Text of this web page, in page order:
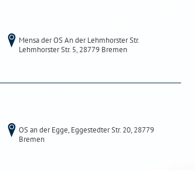
Mensa der OS An der Lehmhorster Str.
Lehmhorster Str. 5, 28779 Bremen
OS an der Egge, Eggestedter Str. 20, 28779
Bremen